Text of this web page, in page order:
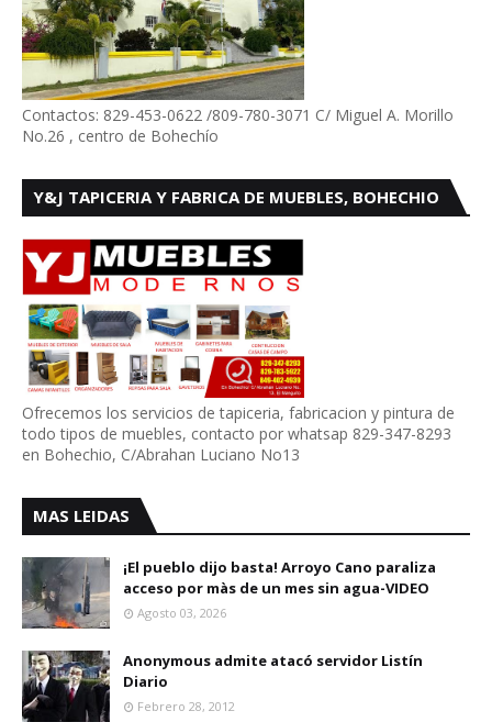
Contactos: 829-453-0622 /809-780-3071 C/ Miguel A. Morillo
No.26 , centro de Bohechío
Y&J TAPICERIA Y FABRICA DE MUEBLES, BOHECHIO
Ofrecemos los servicios de tapiceria, fabricacion y pintura de
todo tipos de muebles, contacto por whatsap 829-347-8293
en Bohechio, C/Abrahan Luciano No13
MAS LEIDAS
¡El pueblo dijo basta! Arroyo Cano paraliza
acceso por màs de un mes sin agua-VIDEO
Agosto 03, 2026
Anonymous admite atacó servidor Listín
Diario
Febrero 28, 2012